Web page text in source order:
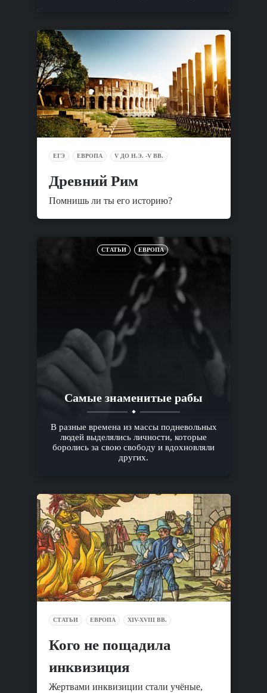
ЕГЭ ЕВРОПА V ДО Н.Э. -V ВВ.
Древний Рим
Помнишь ли ты его историю?
СТАТЬИ ЕВРОПА
Самые знаменитые рабы
В разные времена из массы подневольных
людей выделялись личности, которые
боролись за свою свободу и вдохновляли
других.
СТАТЬИ ЕВРОПА XIV-XVIII ВВ.
Кого не пощадила
инквизиция
Жертвами инквизиции стали учёные,